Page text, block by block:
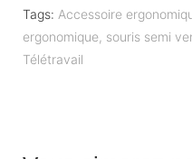
Tags: Accessoire
ergonomique, souris semi
Télétravail